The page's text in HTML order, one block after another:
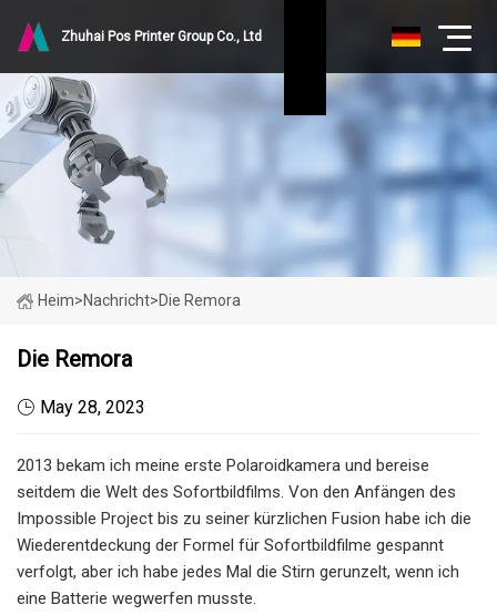
Zhuhai Pos Printer Group Co., Ltd
Heim>Nachricht>Die Remora
Die Remora
May 28, 2023
2013 bekam ich meine erste Polaroidkamera und bereise
seitdem die Welt des Sofortbildfilms. Von den Anfängen des
Impossible Project bis zu seiner kürzlichen Fusion habe ich die
Wiederentdeckung der Formel für Sofortbildfilme gespannt
verfolgt, aber ich habe jedes Mal die Stirn gerunzelt, wenn ich
eine Batterie wegwerfen musste.